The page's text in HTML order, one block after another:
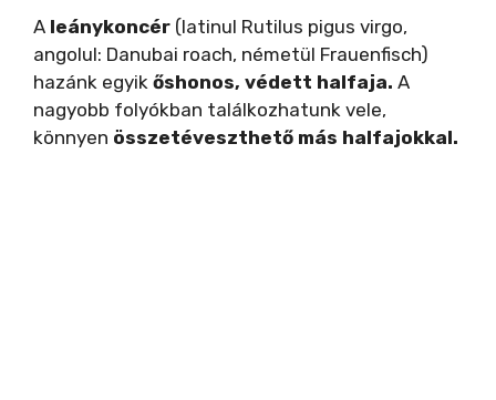
A leánykoncér (latinul Rutilus pigus virgo,
angolul: Danubai roach, németül Frauenfisch)
hazánk egyik őshonos, védett halfaja. A
nagyobb folyókban találkozhatunk vele,
könnyen összetéveszthető más halfajokkal.